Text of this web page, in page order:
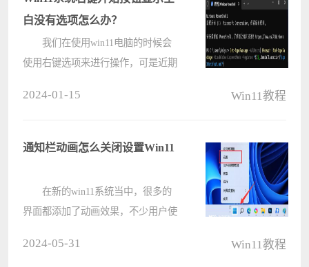
不????
白没有选项怎么办？
我们在使用win11电脑的时候会
使用右键选项来进行操作，可是近期
窗口来进行设置就可以了或者是直接
2024-01-15 Win11教程
通知栏动画怎么关闭设置Win11
在新的win11系统当中，很多的
界面都添加了动画效果，不少用户使
2024-05-31 Win11教程